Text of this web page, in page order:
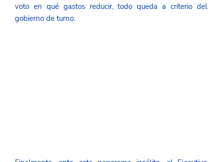
voto en qué gastos reducir, todo queda a criterio del
gobierno de turno.